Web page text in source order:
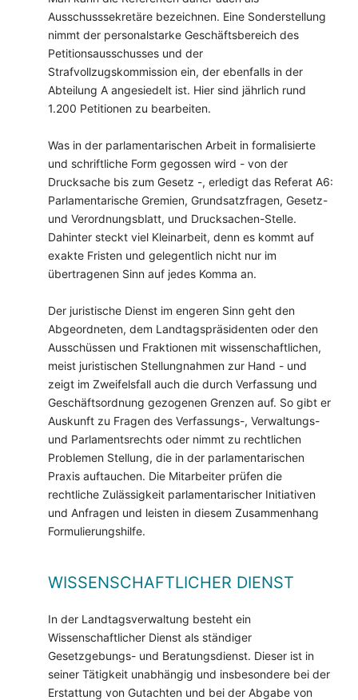
Ausschusssekretäre bezeichnen. Eine Sonderstellung
nimmt der personalstarke Geschäftsbereich des
Petitionsausschusses und der
Strafvollzugskommission ein, der ebenfalls in der
Abteilung A angesiedelt ist. Hier sind jährlich rund
1.200 Petitionen zu bearbeiten.
Was in der parlamentarischen Arbeit in formalisierte
und schriftliche Form gegossen wird - von der
Drucksache bis zum Gesetz -, erledigt das Referat A6:
Parlamentarische Gremien, Grundsatzfragen, Gesetz-
und Verordnungsblatt, und Drucksachen-Stelle.
Dahinter steckt viel Kleinarbeit, denn es kommt auf
exakte Fristen und gelegentlich nicht nur im
übertragenen Sinn auf jedes Komma an.
Der juristische Dienst im engeren Sinn geht den
Abgeordneten, dem Landtagspräsidenten oder den
Ausschüssen und Fraktionen mit wissenschaftlichen,
meist juristischen Stellungnahmen zur Hand - und
zeigt im Zweifelsfall auch die durch Verfassung und
Geschäftsordnung gezogenen Grenzen auf. So gibt er
Auskunft zu Fragen des Verfassungs-, Verwaltungs-
und Parlamentsrechts oder nimmt zu rechtlichen
Problemen Stellung, die in der parlamentarischen
Praxis auftauchen. Die Mitarbeiter prüfen die
rechtliche Zulässigkeit parlamentarischer Initiativen
und Anfragen und leisten in diesem Zusammenhang
Formulierungshilfe.
WISSENSCHAFTLICHER DIENST
In der Landtagsverwaltung besteht ein
Wissenschaftlicher Dienst als ständiger
Gesetzgebungs- und Beratungsdienst. Dieser ist in
seiner Tätigkeit unabhängig und insbesondere bei der
Erstattung von Gutachten und bei der Abgabe von